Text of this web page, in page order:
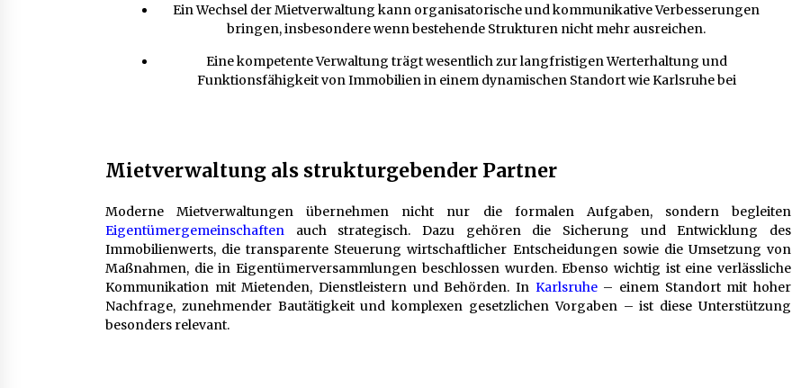
Ein Wechsel der Mietverwaltung kann organisatorische und kommunikative Verbesserungen
bringen, insbesondere wenn bestehende Strukturen nicht mehr ausreichen.
Eine kompetente Verwaltung trägt wesentlich zur langfristigen Werterhaltung und
Funktionsfähigkeit von Immobilien in einem dynamischen Standort wie Karlsruhe bei
Mietverwaltung als strukturgebender Partner
Moderne Mietverwaltungen übernehmen nicht nur die formalen Aufgaben, sondern begleiten
Eigentümergemeinschaften auch strategisch. Dazu gehören die Sicherung und Entwicklung des
Immobilienwerts, die transparente Steuerung wirtschaftlicher Entscheidungen sowie die Umsetzung von
Maßnahmen, die in Eigentümerversammlungen beschlossen wurden. Ebenso wichtig ist eine verlässliche
Kommunikation mit Mietenden, Dienstleistern und Behörden. In Karlsruhe– einem Standort mit hoher
Nachfrage, zunehmender Bautätigkeit und komplexen gesetzlichen Vorgaben – ist diese Unterstützung
besonders relevant.